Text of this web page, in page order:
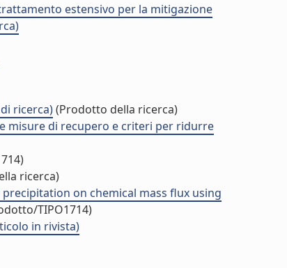
estensivo per la mitigazione
ricerca)(Prodotto della ricerca)
misure di recupero e criteri per ridurre
ricerca)
precipitation on chemical mass flux using
TIPO1714)
in rivista)